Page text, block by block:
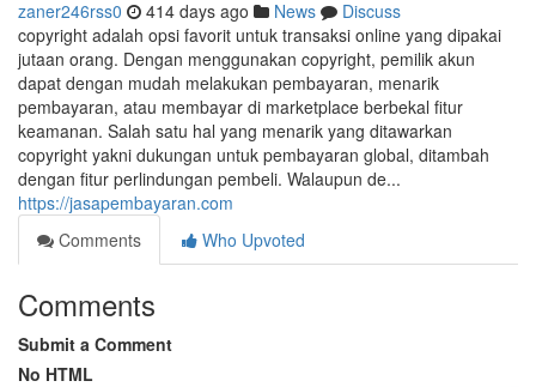
zaner246rss0 414 days ago News
Discuss
copyright adalah opsi favorit untuk transaksi online yang dipakai
jutaan orang. Dengan menggunakan copyright, pemilik akun
dapat dengan mudah melakukan pembayaran, menarik
pembayaran, atau membayar di marketplace berbekal fitur
keamanan. Salah satu hal yang menarik yang ditawarkan
copyright yakni dukungan untuk pembayaran global, ditambah
dengan fitur perlindungan pembeli. Walaupun de...
https://jasapembayaran.com
Comments
Who Upvoted
Comments
Submit a Comment
No HTML